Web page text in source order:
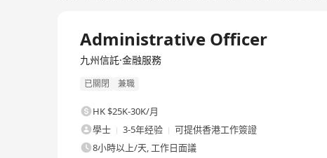
Administrative Officer
九州信託·金融服務
已關閉 兼職
HK $25K-30K/月
學士
3-5年经验
可提供香港工作簽證
8小時以上/天, 工作日面議